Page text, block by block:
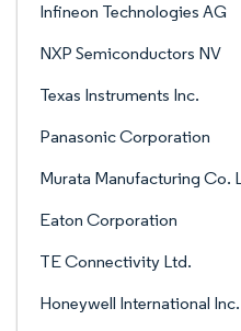
Infineon Technologies AG
NXP Semiconductors NV
Texas Instruments Inc.
Panasonic Corporation
Murata Manufacturing Co.
Eaton Corporation
TE Connectivity Ltd.
Honeywell International Inc.